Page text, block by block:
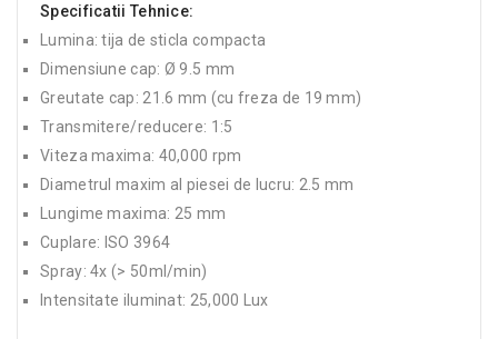
Specificatii Tehnice:
Lumina: tija de sticla compacta
Dimensiune cap: Ø 9.5 mm
Greutate cap: 21.6 mm (cu freza de 19 mm)
Transmitere/reducere: 1:5
Viteza maxima: 40,000 rpm
Diametrul maxim al piesei de lucru: 2.5 mm
Lungime maxima: 25 mm
Cuplare: ISO 3964
Spray: 4x (> 50ml/min)
Intensitate iluminat: 25,000 Lux